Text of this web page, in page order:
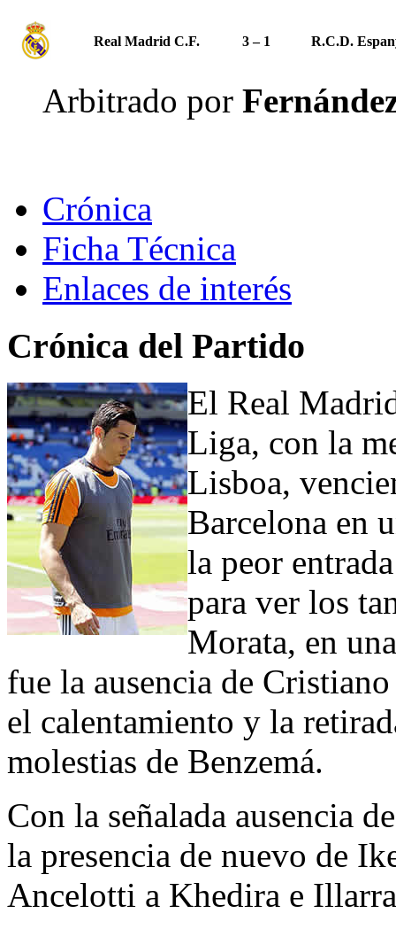
Real Madrid C.F. 3 – 1 R.C.D.
Arbitrado por
Crónica
Ficha Técnica
Enlaces de interés
Crónica del Partido
El Real
Liga, con la
Lisboa,
Barcelona en
la peor
para ver los
Morata, en
fue la ausencia de
el calentamiento y la
molestias de Benzemá.
Con la señalada ausencia
la presencia de nuevo de
Ancelotti a Khedira e